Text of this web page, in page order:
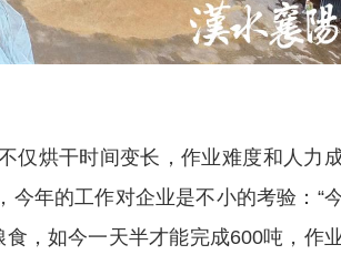
仅烘干时间变长，作业难度和人力
年的工作对企业是不小的考验：“
，如今一天半才能完成600吨，作